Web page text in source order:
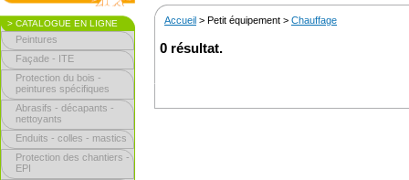
> CATALOGUE EN LIGNE
Peintures
Façade - ITE
Protection du bois -
peintures spécifiques
Abrasifs - décapants -
nettoyants
Enduits - colles - mastics
Protection des chantiers -
EPI
Accueil > Petit équipement > Chauffage
0 résultat.